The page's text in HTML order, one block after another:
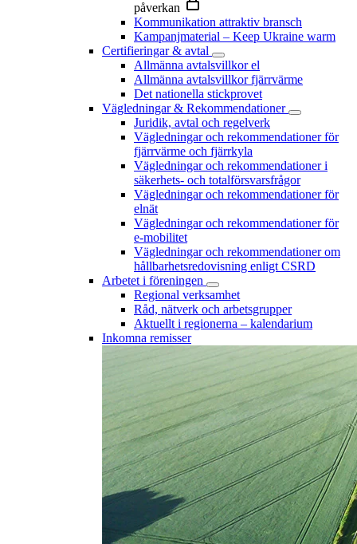
påverkan
Kommunikation attraktiv bransch
Kampanjmaterial – Keep Ukraine warm
Certifieringar & avtal
Allmänna avtalsvillkor el
Allmänna avtalsvillkor fjärrvärme
Det nationella stickprovet
Vägledningar & Rekommendationer
Juridik, avtal och regelverk
Vägledningar och rekommendationer för
fjärrvärme och fjärrkyla
Vägledningar och rekommendationer i
säkerhets- och totalförsvarsfrågor
Vägledningar och rekommendationer för
elnät
Vägledningar och rekommendationer för
e-mobilitet
Vägledningar och rekommendationer om
hållbarhetsredovisning enligt CSRD
Arbetet i föreningen
Regional verksamhet
Råd, nätverk och arbetsgrupper
Aktuellt i regionerna – kalendarium
Inkomna remisser